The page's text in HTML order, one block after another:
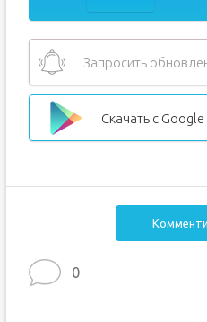
Запросить
Скачать с Google
0